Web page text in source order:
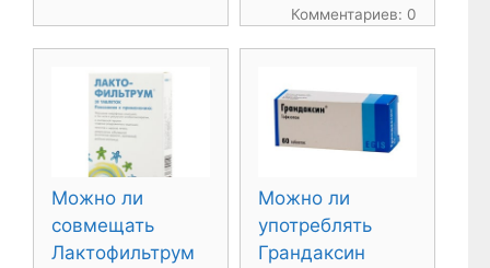
Комментариев: 0
Можно ли
совмещать
Лактофильтрум
Можно ли
употреблять
Грандаксин